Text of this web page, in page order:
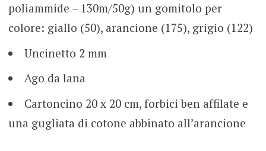
poliammide – 130m/50g) un gomitolo per
colore: giallo (50), arancione (175), grigio (122)
Uncinetto 2 mm
Ago da lana
Cartoncino 20 x 20 cm, forbici ben affilate e
una gugliata di cotone abbinato all’arancione